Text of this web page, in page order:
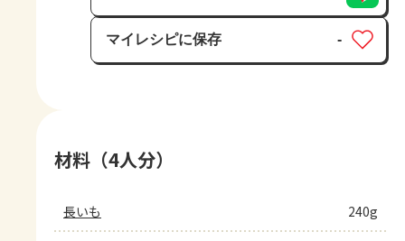
マイレシピに保存
保存済み
-
材料（4人分）
長いも 240g